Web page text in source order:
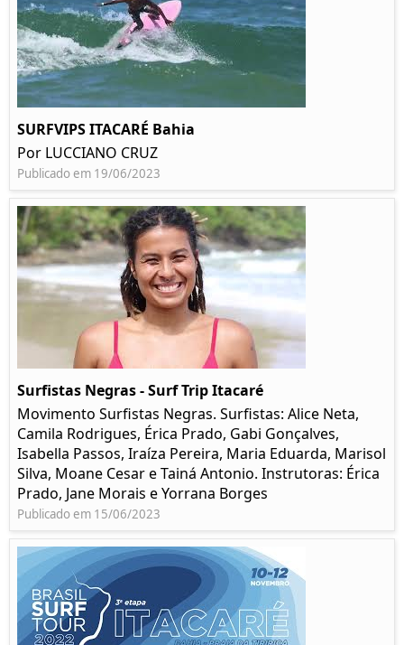
SURFVIPS ITACARÉ Bahia
Por LUCCIANO CRUZ
Publicado em 19/06/2023
Surfistas Negras - Surf Trip Itacaré
Movimento Surfistas Negras. Surfistas: Alice Neta,
Camila Rodrigues, Érica Prado, Gabi Gonçalves,
Isabella Passos, Iraíza Pereira, Maria Eduarda, Marisol
Silva, Moane Cesar e Tainá Antonio. Instrutoras: Érica
Prado, Jane Morais e Yorrana Borges
Publicado em 15/06/2023